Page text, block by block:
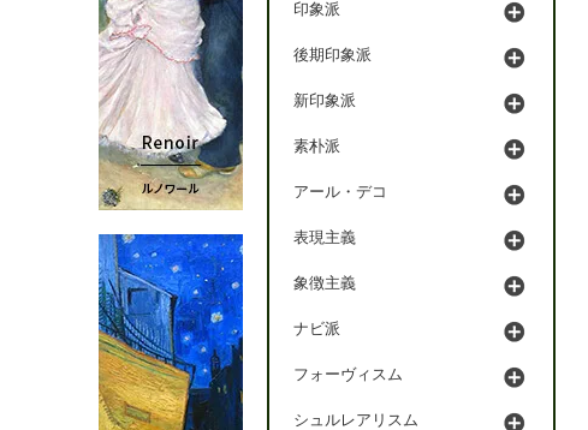
印象派
後期印象派
新印象派
素朴派
アール・デコ
表現主義
象徴主義
ナビ派
フォーヴィスム
シュルレアリスム